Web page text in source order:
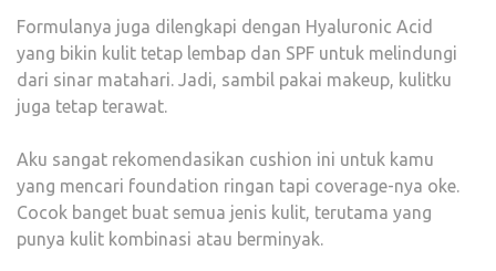
Formulanya juga dilengkapi dengan Hyaluronic Acid
yang bikin kulit tetap lembap dan SPF untuk melindungi
dari sinar matahari. Jadi, sambil pakai makeup, kulitku
juga tetap terawat.
Aku sangat rekomendasikan cushion ini untuk kamu
yang mencari foundation ringan tapi coverage-nya oke.
Cocok banget buat semua jenis kulit, terutama yang
punya kulit kombinasi atau berminyak.